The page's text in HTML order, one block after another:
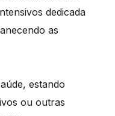
dedicada
as
estando
ou outras